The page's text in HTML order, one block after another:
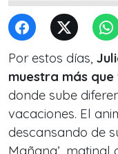
Por estos días,
muestra más
donde sube
vacaciones. El
descansando de